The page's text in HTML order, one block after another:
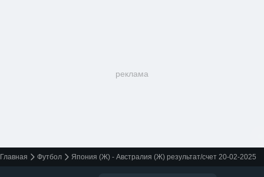
реклама
Главная Футбол Япония (Ж) - Австралия (Ж) результат/счет 20-02-2025